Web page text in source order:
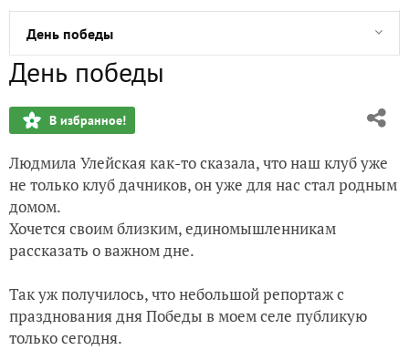
День победы
Уникальные гуминовые кислоты
Рокамболь… Карамболь…
Как сохранить саженцы из посылки до высадки в грунт
Аист на крыше к миру, а снегоочиститель к чему?
Снежная Евдокия
День победы
В избранное!
Людмила Улейская как-то сказала, что наш клуб уже
не только клуб дачников, он уже для нас стал родным
домом.
Хочется своим близким, единомышленникам
рассказать о важном дне.
Так уж получилось, что небольшой репортаж с
празднования дня Победы в моем селе публикую
только сегодня.